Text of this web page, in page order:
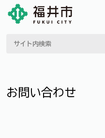
お問い合わせ